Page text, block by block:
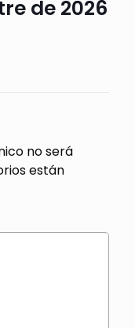
de 2026
no será
están